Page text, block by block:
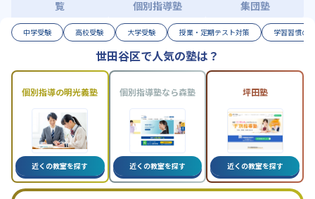
覧
個別指導塾 集団塾
中学受験 高校受験 大学受験 授業・定期テスト対策 学習習慣の
世田谷区で人気の塾は？
個別指導の明光義塾
近くの教室を探す
個別指導塾なら森塾
近くの教室を探す
坪田塾
近くの教室を探す